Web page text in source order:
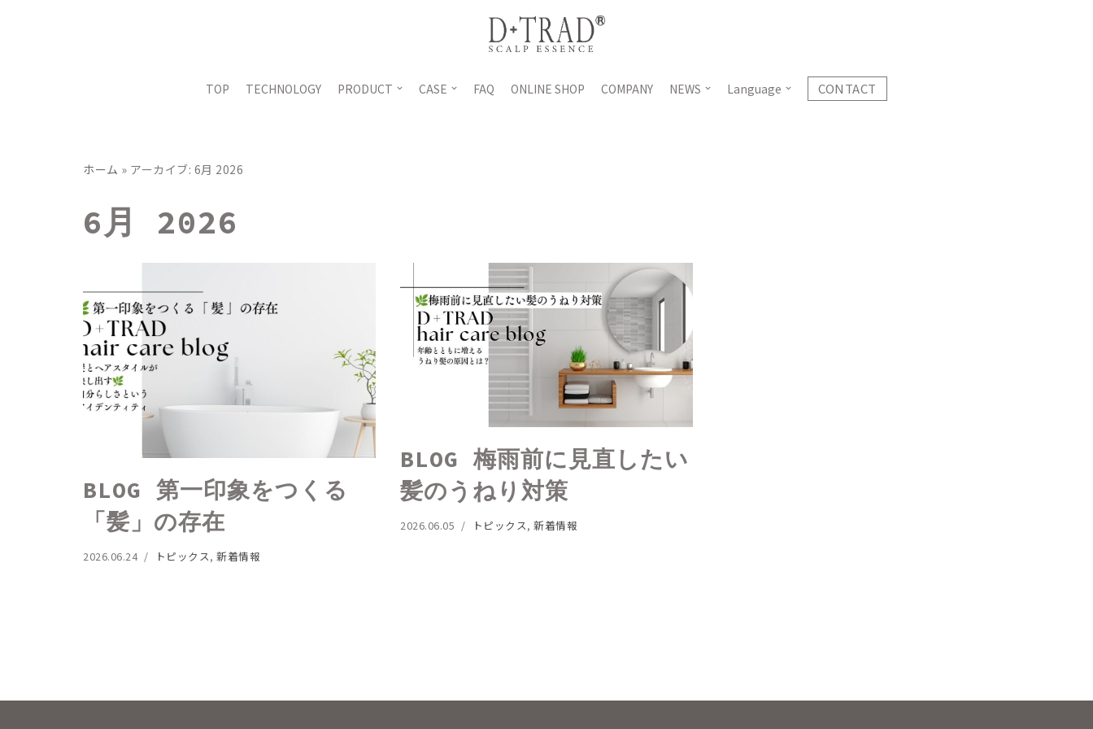
TOP TECHNOLOGY PRODUCT CASE FAQ ONLINE SHOP COMPANY NEWS Language CONTACT
ホーム » アーカイブ: 6月 2026
6月 2026
BLOG 第一印象をつくる
「髪」の存在
2026.06.24 トピックス, 新着情報
BLOG 梅雨前に見直したい
髪のうねり対策
2026.06.05 トピックス, 新着情報